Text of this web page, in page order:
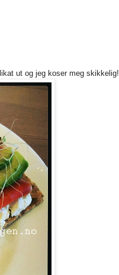
ut og jeg koser meg skikkelig!